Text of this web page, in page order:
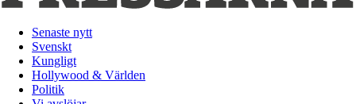
Senaste nytt
Svenskt
Kungligt
Hollywood & Världen
Politik